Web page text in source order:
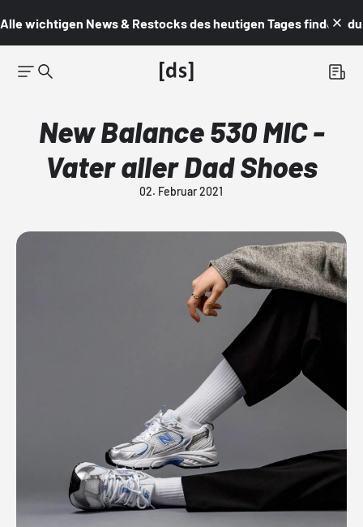
Alle wichtigen News & Restocks des heutigen Tages findest du
New Balance 530 MIC -
Vater aller Dad Shoes
02. Februar 2021